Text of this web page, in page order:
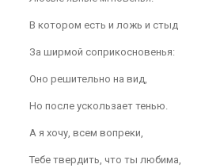
В котором есть и ложь и стыд
За ширмой соприкосновенья:
Оно решительно на вид,
Но после ускользает тенью.
А я хочу, всем вопреки,
Тебе твердить, что ты любима,